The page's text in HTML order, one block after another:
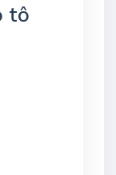
tô